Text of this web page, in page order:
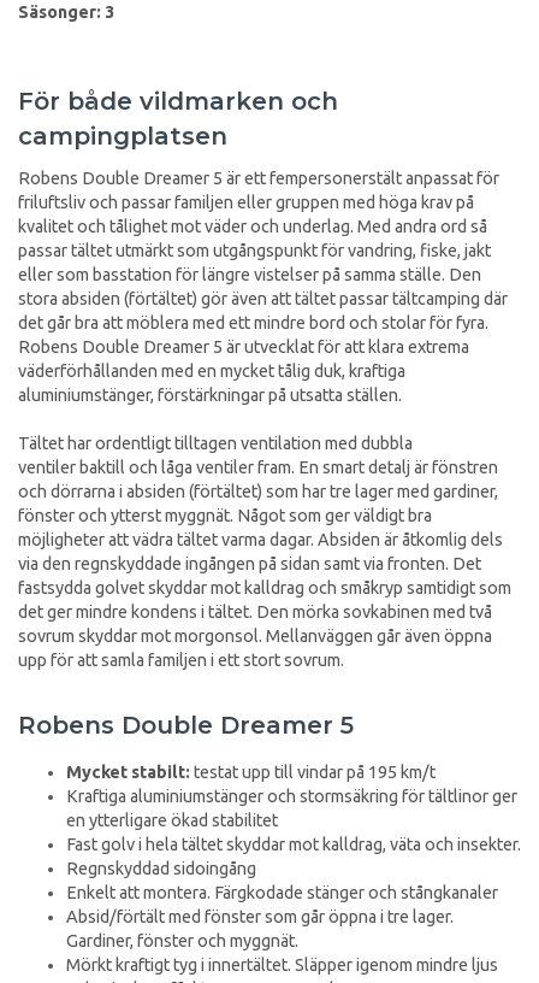
Säsonger: 3
För både vildmarken och
campingplatsen
Robens Double Dreamer 5 är ett fempersonerstält anpassat för
friluftsliv och passar familjen eller gruppen med höga krav på
kvalitet och tålighet mot väder och underlag. Med andra ord så
passar tältet utmärkt som utgångspunkt för vandring, fiske, jakt
eller som basstation för längre vistelser på samma ställe. Den
stora absiden (förtältet) gör även att tältet passar tältcamping där
det går bra att möblera med ett mindre bord och stolar för fyra.
Robens Double Dreamer 5 är utvecklat för att klara extrema
väderförhållanden med en mycket tålig duk, kraftiga
aluminiumstänger, förstärkningar på utsatta ställen.
Tältet har ordentligt tilltagen ventilation med dubbla
ventiler baktill och låga ventiler fram. En smart detalj är fönstren
och dörrarna i absiden (förtältet) som har tre lager med gardiner,
fönster och ytterst myggnät. Något som ger väldigt bra
möjligheter att vädra tältet varma dagar. Absiden är åtkomlig dels
via den regnskyddade ingången på sidan samt via fronten. Det
fastsydda golvet skyddar mot kalldrag och småkryp samtidigt som
det ger mindre kondens i tältet. Den mörka sovkabinen med två
sovrum skyddar mot morgonsol. Mellanväggen går även öppna
upp för att samla familjen i ett stort sovrum.
Robens Double Dreamer 5
Mycket stabilt:testat upp till vindar på 195 km/t
Kraftiga aluminiumstänger och stormsäkring för tältlinor ger
en ytterligare ökad stabilitet
Fast golv i hela tältet skyddar mot kalldrag, väta och insekter.
Regnskyddad sidoingång
Enkelt att montera. Färgkodade stänger och stångkanaler
Absid/förtält med fönster som går öppna i tre lager.
Gardiner, fönster och myggnät.
Mörkt kraftigt tyg i innertältet. Släpper igenom mindre ljus